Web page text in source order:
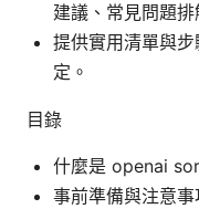
建議、常見問題排
提供實用清單與
定。
目錄
什麼是 openai
事前準備與注意事